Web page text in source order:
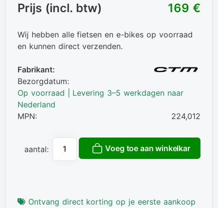
Prijs (incl. btw)
169 €
Wij hebben alle fietsen en e-bikes op voorraad
en kunnen direct verzenden.
Fabrikant:
Bezorgdatum:
Op voorraad | Levering 3–5 werkdagen naar
Nederland
MPN:
224,012
aantal: Voeg toe aan winkelkar
Ontvang direct korting op je eerste aankoop